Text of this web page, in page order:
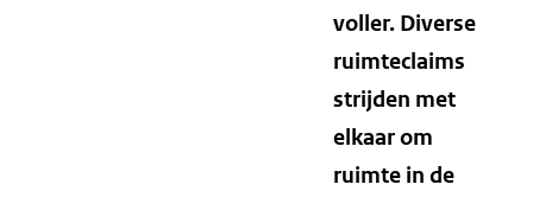
voller. Diverse
ruimteclaims
strijden met
elkaar om
ruimte in de